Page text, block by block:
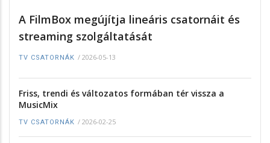
A FilmBox megújítja lineáris csatornáit és
streaming szolgáltatását
TV CSATORNÁK / 2026-05-13
Friss, trendi és változatos formában tér vissza a
MusicMix
TV CSATORNÁK / 2026-02-25